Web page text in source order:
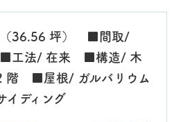
36.56 坪） ■間取/
工法/ 在来 ■構造/ 木
■屋根/ ガルバリウム
ディング